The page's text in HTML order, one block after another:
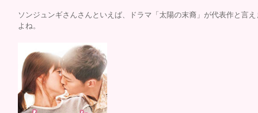
ソンジュンギさんさんといえば、ドラマ「太陽の末裔」が代表作と言え
よね。